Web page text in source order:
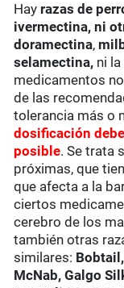
Hay razas de
ivermectina, ni
doramectina,
selamectina, ni la
medicamentos
de las
tolerancia más o
dosificación
posible. Se trata
próximas, que
que afecta a la
ciertos
cerebro de los
también otras
similares:
McNab, Galgo